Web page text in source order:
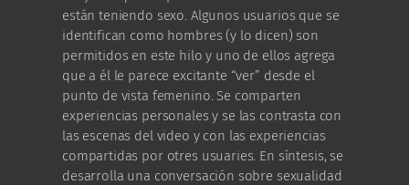
están teniendo sexo. Algunos usuarios que se
identifican como hombres (y lo dicen) son
permitidos en este hilo y uno de ellos agrega
que a él le parece excitante “ver” desde el
punto de vista femenino. Se comparten
experiencias personales y se las contrasta con
las escenas del video y con las experiencias
compartidas por otres usuaries. En síntesis, se
desarrolla una conversación sobre sexualidad